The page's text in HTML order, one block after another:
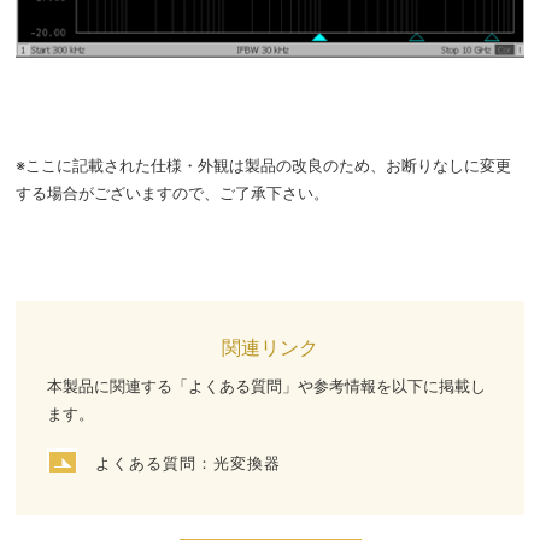
※ここに記載された仕様・外観は製品の改良のため、お断りなしに変更
する場合がございますので、ご了承下さい。
関連リンク
本製品に関連する「よくある質問」や参考情報を以下に掲載し
ます。
よくある質問：光変換器